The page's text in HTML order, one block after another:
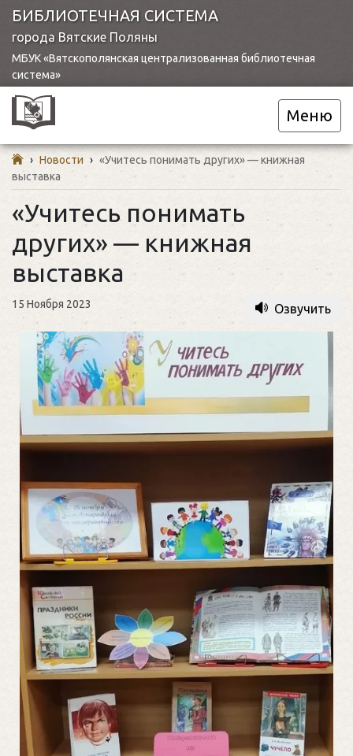
БИБЛИОТЕЧНАЯ СИСТЕМА
города Вятские Поляны
МБУК «Вятскополянская централизованная библиотечная
система»
Меню
› Новости › «Учитесь понимать других» — книжная
выставка
«Учитесь понимать
других» — книжная
выставка
15 Ноября 2023 Озвучить